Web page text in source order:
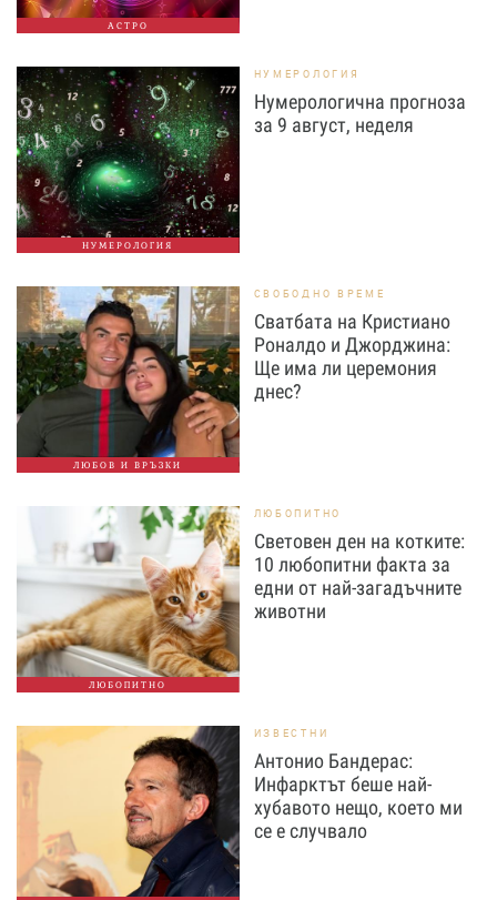
АСТРО
НУМЕРОЛОГИЯ
НУМЕРОЛОГИЯ
Нумерологична прогноза
за 9 август, неделя
ЛЮБОВ И ВРЪЗКИ
СВОБОДНО ВРЕМЕ
Сватбата на Кристиано
Роналдо и Джорджина:
Ще има ли церемония
днес?
ЛЮБОПИТНО
ЛЮБОПИТНО
Световен ден на котките:
10 любопитни факта за
едни от най-загадъчните
животни
ИЗВЕСТНИ
Антонио Бандерас:
Инфарктът беше най-
хубавото нещо, което ми
се е случвало